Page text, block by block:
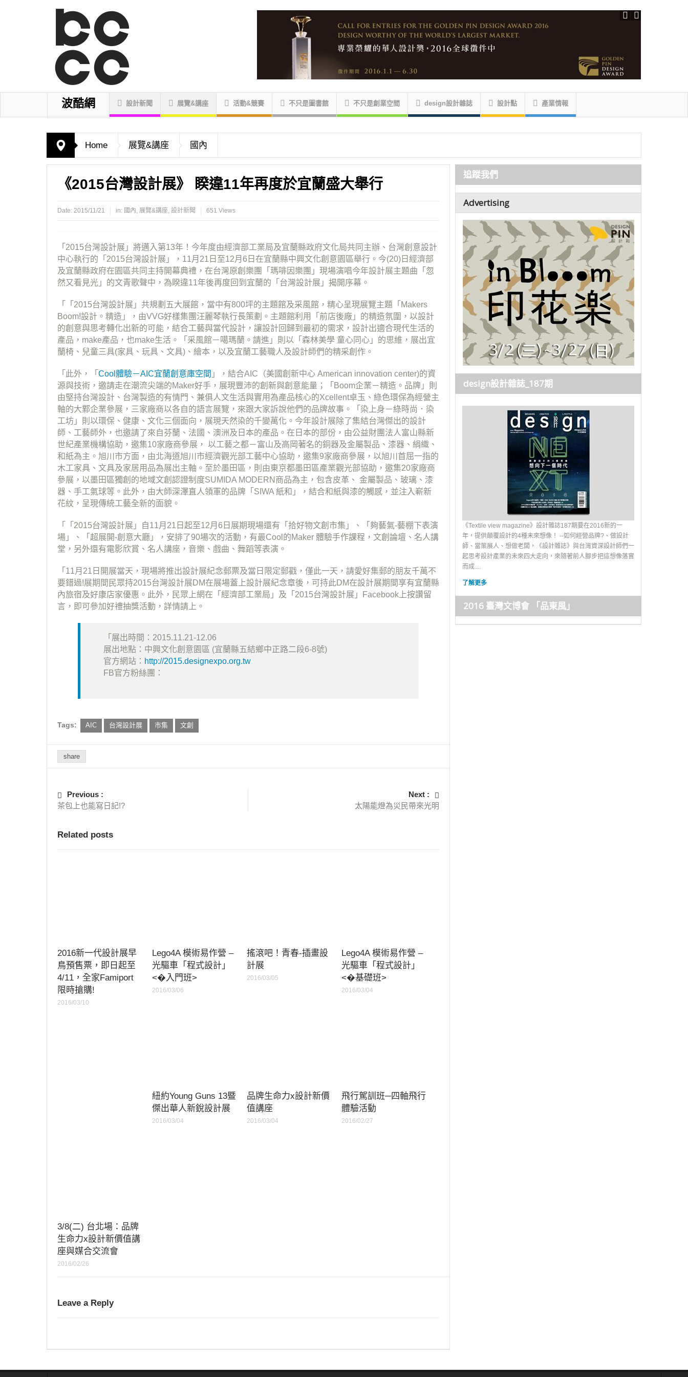
波酷網 設計新聞 展覽&講座 活動&競賽 不只是圖書館 不只是創業空間 design設計雜誌 設計點 產業情報
Home 展覽&講座 國內
《2015台灣設計展》 睽違11年再度於宜蘭盛大舉行
Date: 2015/11/21 in: 國內, 展覽&講座, 設計新聞 651 Views
「2015台灣設計展」將邁入第13年！今年度由經濟部工業局及宜蘭縣政府文化局共同­主辦、台灣創意設計
中心執行的「2015台灣設計展」，11月21日至12月6日在宜­蘭縣中興文化創意園區舉行。今(20)日經濟部
及宜蘭縣政府在園區共同主持開幕典禮，­在台灣原創樂團「瑪啡因樂團」現場演唱今年設計展主題曲「忽
然又看見光」的文青歌聲中­，為睽違11年後再度回到宜蘭的「台灣設計展」揭開序幕。
「「2015台灣設計展」共規劃五大展館，當中有800坪的主題館及采風館，精心呈現展­覽主題「Makers
Boom!設計。精造」，由VVG好樣集團汪麗琴執行長策劃。主題館利用「前店後廠」­的精造氛圍，以設計
的創意與思考轉化出新的可能，結合工藝與當代設計，讓設計回歸到最­初的需求，設計出適合現代生活的
產品，make產品，也make生活。「采風館－噶瑪­蘭。請進」則以「森林美學 童心同心」的思維，展出宜
蘭椅、兒童三具(家具、玩具、文具)、繪本，以及宜蘭工藝職­人及設計師們的精采創作。
「此外，「 Cool體驗－AIC宜蘭創意庫空間 」，結合AIC（美國創新中心 American innovation center)的資
源與技術，邀請走在潮流尖端的Maker好手，展現豐沛的創新與創­意能量；「Boom企業－精造。品牌」則
由堅持台灣設計、台灣製造的有情門、兼俱人文­生活與實用為產品核心的Xcellent卓玉、綠色環保為經營主
軸的大鄴企業參展，三­家廠商以各自的語言展覽，來跟大家訴說他們的品牌故事。「染上身－綠時尚．染
工坊」則­以環保、健康、文化三個面向，展現天然染的千變萬化。今年設計展除了集結台灣傑出的設­計
師、工藝師外，也邀請了來自芬蘭、法國、澳洲及日本的產品。在日本的部份，由公益財­團法人富山縣新
世紀產業機構協助，邀集10家廠商參展， 以工藝之都－富山及高岡著名的銅器及金屬製品、漆器、絹織、
和紙為主。旭川市方面，由­北海道旭川市經濟觀光部工藝中心協助，邀集9家廠商參展，以旭川首屈一指的
木工家具、­文具及家居用品為展出主軸。至於墨田區，則由東京都墨田區產業觀光部協助，邀集20家­廠商
參展，以墨田區獨創的地域文創認證制度SUMIDA MODERN商品為主，包含皮革、 金屬製品、玻璃、漆
器、手工氣球等。此外，由大師深澤直人領軍的品牌「SIWA 紙和」，結合和紙與漆的觸感，並注入嶄新
花紋，呈現傳統工藝全新的面貌。
「「2015台灣設計展」自11月21日起至12月6日展期現場還有「拾好物文創市集」­、「夠藝氣-藝棚下表演
場」、「超展開-創意大廳」，安排了90場次的活動，有最Co­ol的Maker 體驗手作課程，文創論壇、名人講
堂，另外還有電影欣賞、名人講座，音樂、戲曲、舞蹈等­表演。
「11月21日開展當天，現場將推出設計展紀念郵票及當日限定郵戳，僅此一天，請愛好集­郵的朋友千萬不
要錯過!展期間民眾持2015台灣設計展DM在展場蓋上設計展紀念章後­，可持此DM在設計展期間享有宜蘭縣
內旅宿及好康店家優惠。此外，民眾上網在「經濟部­工業局」及「2015台灣設計展」Facebook上按讚留
言，即可參加好禮抽獎活動­，詳情請上。
「展出時間：2015.11.21-12.06
展出地點：中興文化創意園區 (宜蘭縣五結鄉中正路二段6-8號)
官方網站： http://2015.designexpo.org.tw
FB官方粉絲團：
Tags: AIC 台灣設計展 市集 文創
share
Previous :
茶包上也能寫日記!?
Next :
太陽能燈為災民帶來光明
Related posts
2016新一代設計展早
鳥預售票，即日起至
4/11，全家Famiport
限時搶購!
2016/03/10
Lego4A 模術易作營 –
光驅車「程式設計」
<�入門班>
2016/03/06
搖滾吧！青春-插畫設
計展
2016/03/05
Lego4A 模術易作營 –
光驅車「程式設計」
<�基礎班>
2016/03/04
紐約Young Guns 13暨
傑出華人新銳設計展
2016/03/04
品牌生命力x設計新價
值講座
2016/03/04
飛行駕訓班─四軸飛行
體驗活動
2016/02/27
3/8(二) 台北場：品牌
生命力x設計新價值講
座與媒合交流會
2016/02/26
Leave a Reply
追蹤我們
Advertising
design設計雜誌_187期
《Textile view magazine》設計雜誌187期要在2016新的一
年，提供顛覆設計的4種未來想像！ --如何經營品牌?、做設計
師、當策展人、想做老闆，《設計雜誌》與台灣資深設計師們一
起思考設計產業的未來四大走向，來隨著前人腳步把這想像落實
而成....
了解更多
2016 臺灣文博會 「品東風」